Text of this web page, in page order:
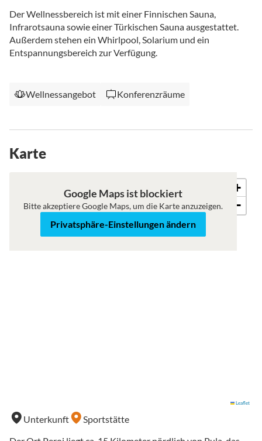
Der Wellnessbereich ist mit einer Finnischen Sauna,
Infrarotsauna sowie einer Türkischen Sauna ausgestattet.
Außerdem stehen ein Whirlpool, Solarium und ein
Entspannungsbereich zur Verfügung.
Wellnessangebot Konferenzräume
Karte
Satellit
+
−
Leaflet
Google Maps ist blockiert
Bitte akzeptiere Google Maps, um die Karte anzuzeigen.
Privatsphäre-Einstellungen ändern
Unterkunft
Sportstätte